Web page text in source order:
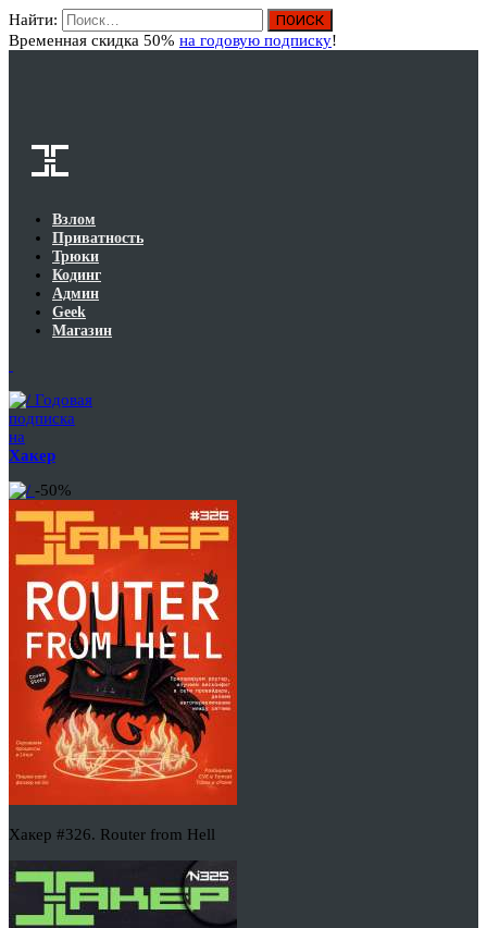
Найти:
Временная скидка 50% на годовую подписку!
Взлом
Приватность
Трюки
Кодинг
Админ
Geek
Магазин
Годовая
подписка
на
Хакер
-50%
Хакер #326. Router from Hell